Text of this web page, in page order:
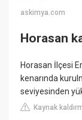
askimya.com
Horasan
Horasan İlçesi
kenarında
seviyesinden
Kaynak